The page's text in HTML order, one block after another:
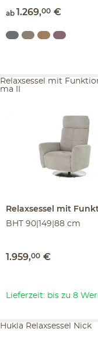
ab 1.269,00 €
BHT 90|149|88 cm
1.959,00 €
Relaxsessel mit
ma II
Lieferzeit: bis zu 8
Hukla Relaxsessel Nick